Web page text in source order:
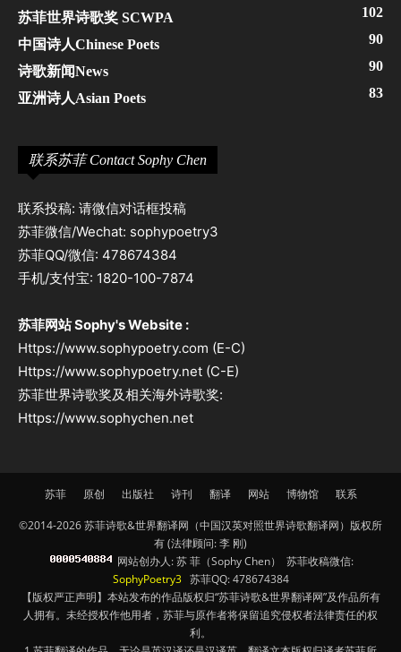
苏菲世界诗歌奖 SCWPA 102
中国诗人Chinese Poets 90
诗歌新闻News 90
亚洲诗人Asian Poets 83
联系苏菲 Contact Sophy Chen
联系投稿: 请微信对话框投稿
苏菲微信/Wechat: sophypoetry3
苏菲QQ/微信: 478674384
手机/支付宝: 1820-100-7874
苏菲网站 Sophy's Website :
Https://www.sophypoetry.com (E-C)
Https://www.sophypoetry.net (C-E)
苏菲世界诗歌奖及相关海外诗歌奖:
Https://www.sophychen.net
苏菲 原创 出版社 诗刊 翻译 网站 博物馆 联系
©2014-2026 苏菲诗歌&世界翻译网（中国汉英对照世界诗歌翻译网）版权所
有 (法律顾问: 李 刚)
网站创办人: 苏 菲（Sophy Chen） 苏菲收稿微信:
SophyPoetry3苏菲QQ: 478674384
【版权严正声明】本站发布的作品版权归“苏菲诗歌&世界翻译网”及作品所有
人拥有。未经授权作他用者，苏菲与原作者将保留追究侵权者法律责任的权
利。